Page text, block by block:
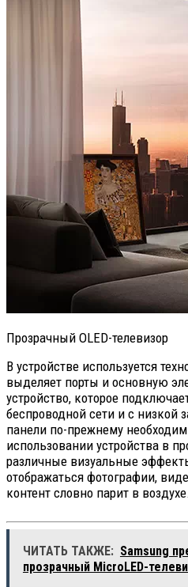
Прозрачный OLED-телевизор
В устройстве используется
выделяет порты и основную
устройство, которое
беспроводной сети и с низкой
панели по-прежнему
использовании устройства в
различные визуальные
отображаться фотографии,
контент словно парит в воздухе.
ЧИТАТЬ ТАКЖЕ: Samsung
прозрачный MicroLED-